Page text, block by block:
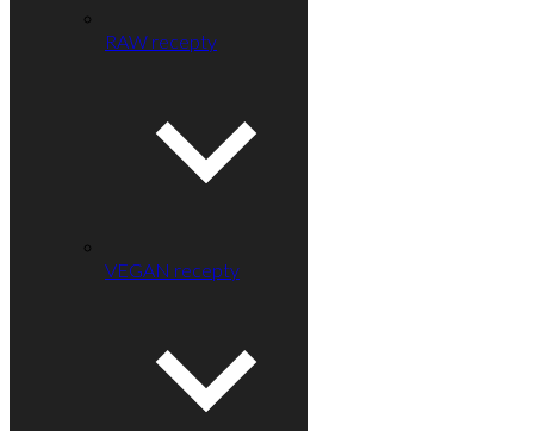
RAW recepty
VEGAN recepty